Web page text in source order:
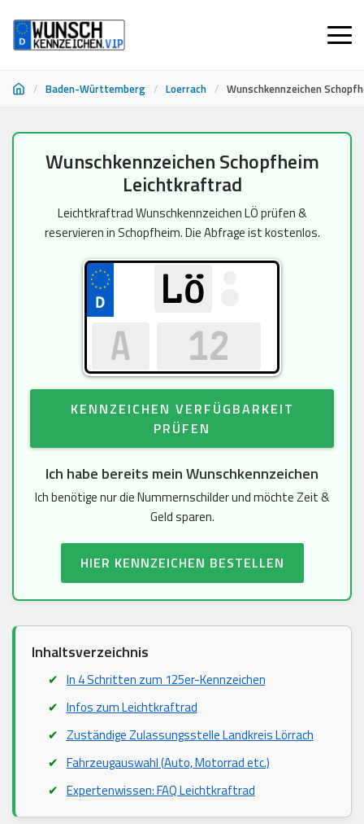
/ Baden-Württemberg / Loerrach / Wunschkennzeichen
Wunschkennzeichen Schopfheim
Leichtkraftrad
Leichtkraftrad Wunschkennzeichen LÖ prüfen &
reservieren in Schopfheim. Die Abfrage ist kostenlos.
KENNZEICHEN VERFÜGBARKEIT
PRÜFEN
Ich habe bereits mein Wunschkennzeichen
Ich benötige nur die Nummernschilder und möchte Zeit &
Geld sparen.
HIER KENNZEICHEN BESTELLEN
Inhaltsverzeichnis
In 4 Schritten zum 125er-Kennzeichen
Infos zum Leichtkraftrad
Zuständige Zulassungsstelle Landkreis Lörrach
Fahrzeugauswahl (Auto, Motorrad etc.)
Expertenwissen: FAQ Leichtkraftrad